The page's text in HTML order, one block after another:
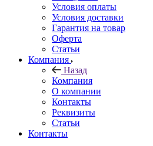
Условия оплаты
Условия доставки
Гарантия на товар
Оферта
Статьи
Компания
Назад
Компания
О компании
Контакты
Реквизиты
Статьи
Контакты